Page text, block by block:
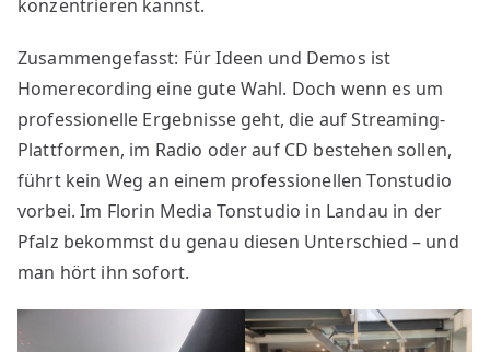
konzentrieren kannst.
Zusammengefasst: Für Ideen und Demos ist
Homerecording eine gute Wahl. Doch wenn es um
professionelle Ergebnisse geht, die auf Streaming-
Plattformen, im Radio oder auf CD bestehen sollen,
führt kein Weg an einem professionellen Tonstudio
vorbei. Im Florin Media Tonstudio in Landau in der
Pfalz bekommst du genau diesen Unterschied – und
man hört ihn sofort.